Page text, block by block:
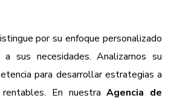
por su enfoque personalizado
sus necesidades. Analizamos su
para desarrollar estrategias a
En nuestraAgencia de